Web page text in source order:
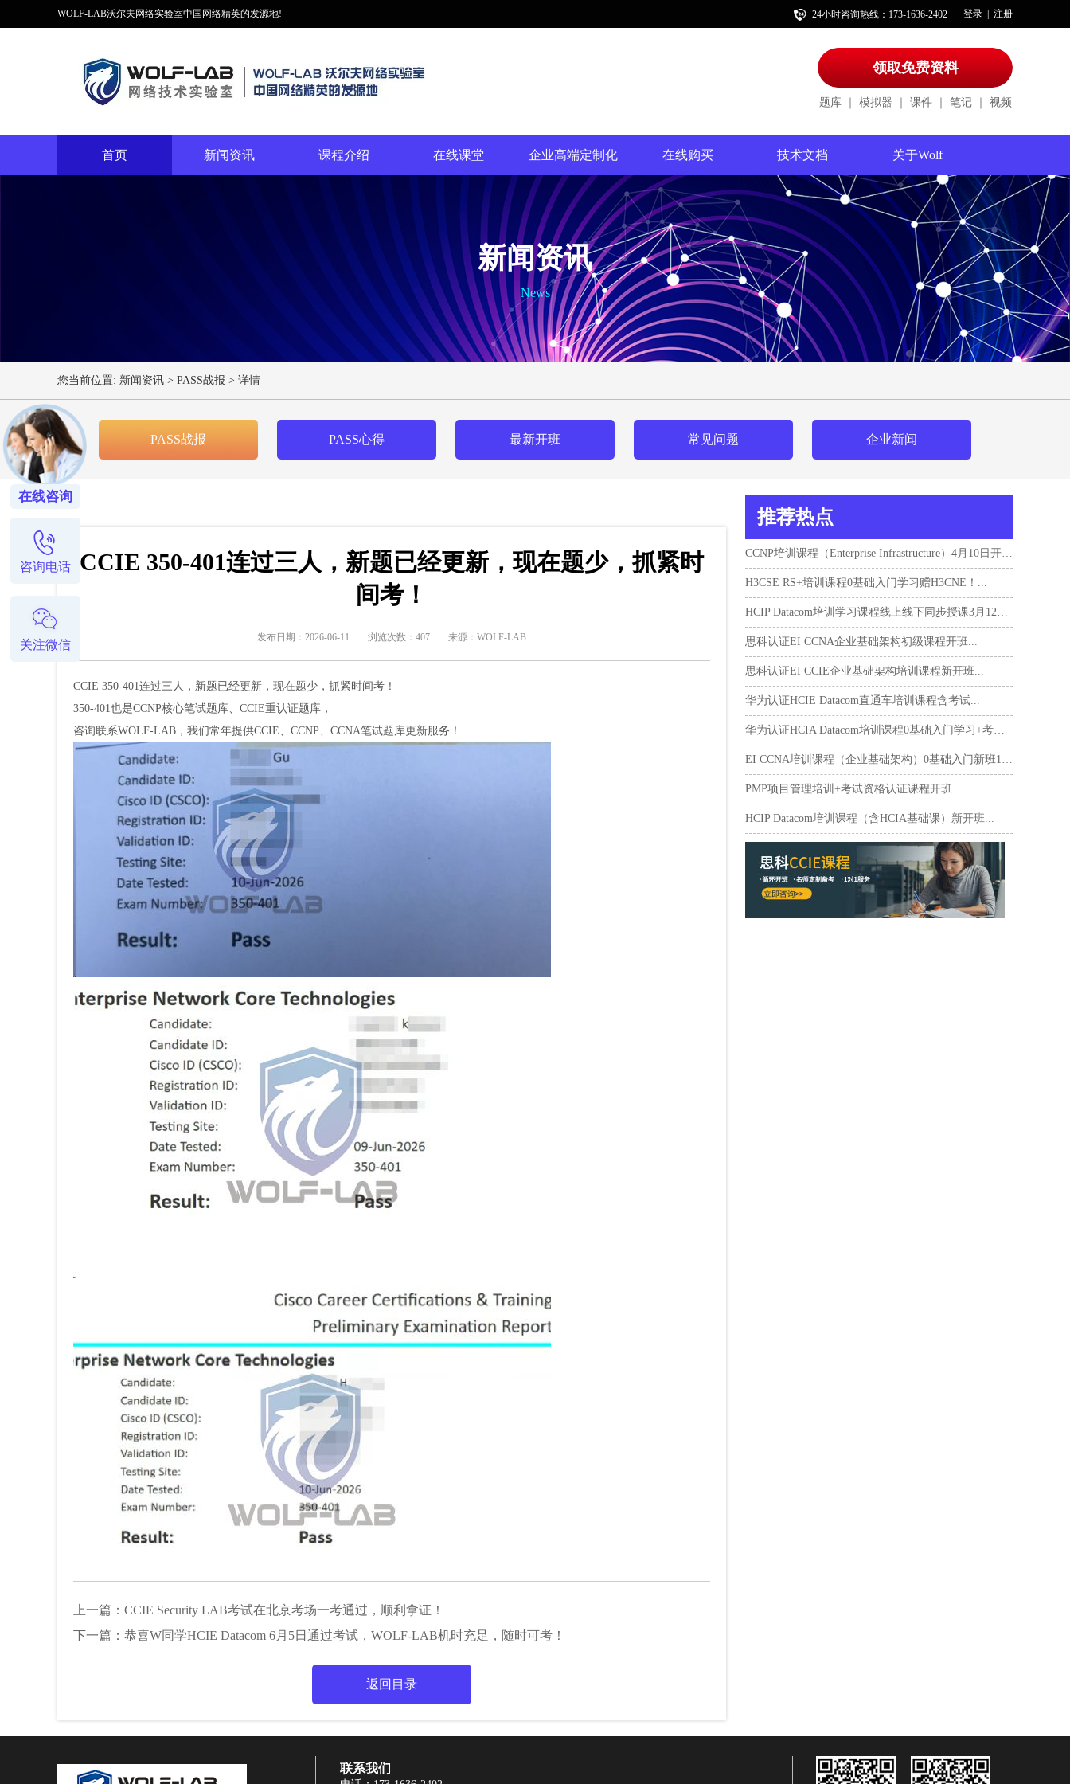
WOLF-LAB沃尔夫网络实验室中国网络精英的发源地! 登录 注册
24小时咨询热线：173-1636-2402
领取免费资料
题库 模拟器 课件 笔记 视频
首页 新闻资讯 课程介绍 在线课堂 企业高端定制化 在线购买 技术文档 关于Wolf
新闻资讯
News
您当前位置: 新闻资讯 > PASS战报 > 详情
PASS战报 PASS心得 最新开班 常见问题 企业新闻
​CCIE 350-401连过三人，新题已经更新，现在题少，抓紧时
间考！
发布日期：2026-06-11 浏览次数：407 来源：WOLF-LAB
CCIE 350-401连过三人，新题已经更新，现在题少，抓紧时间考！
350-401也是CCNP核心笔试题库、CCIE重认证题库，
咨询联系WOLF-LAB，我们常年提供CCIE、CCNP、CCNA笔试题库更新服务！
上一篇： CCIE Security LAB考试在北京考场一考通过，顺利拿证！
下一篇： 恭喜W同学HCIE Datacom 6月5日通过考试，WOLF-LAB机时充足，随时可考！
返回目录
推荐热点
CCNP培训课程（Enterprise Infrastructure）4月10日开班！...
H3CSE RS+培训课程0基础入门学习赠H3CNE！...
HCIP Datacom培训学习课程线上线下同步授课3月12日开班...
思科认证EI CCNA企业基础架构初级课程开班...
思科认证EI CCIE企业基础架构培训课程新开班...
华为认证HCIE Datacom直通车培训课程含考试...
华为认证HCIA Datacom培训课程0基础入门学习+考试...
EI CCNA培训课程（企业基础架构）0基础入门新班10月17日...
PMP项目管理培训+考试资格认证课程开班...
HCIP Datacom培训课程（含HCIA基础课）新开班...
联系我们
在线咨询
咨询电话
关注微信